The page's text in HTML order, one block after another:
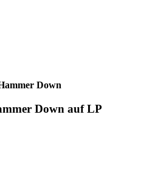
Down
Down auf LP